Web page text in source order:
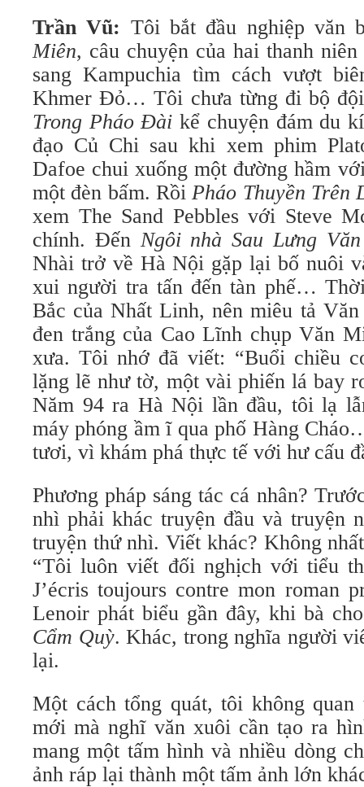
Trần Vũ: Tôi bắt đầu nghiệp văn
Miên, câu chuyện của hai thanh
sang Kampuchia tìm cách vượt
Khmer Đỏ… Tôi chưa từng đi bộ
Trong Pháo Đài kể chuyện đám du
đạo Củ Chi sau khi xem phim
Dafoe chui xuống một đường hầm
một đèn bấm. RồiPháo Thuyền Trên
xem The Sand Pebbles với Steve
chính. Đến Ngôi nhà Sau Lưng
Nhài trở về Hà Nội gặp lại bố nuôi
xui người tra tấn đến tàn phế…
Bắc của Nhất Linh, nên miêu tả
đen trắng của Cao Lĩnh chụp Văn
xưa. Tôi nhớ đã viết: “Buổi chiều
lặng lẽ như tờ, một vài phiến lá bay
Năm 94 ra Hà Nội lần đầu, tôi lạ
máy phóng ầm ĩ qua phố Hàng
tươi, vì khám phá thực tế với hư cấu
Phương pháp sáng tác cá nhân?
nhì phải khác truyện đầu và truyện
truyện thứ nhì. Viết khác? Không
“Tôi luôn viết đối nghịch với tiểu
J’écris toujours contre mon roman
Lenoir phát biểu gần đây, khi bà
Cẩm Quỳ. Khác, trong nghĩa người
lại.
Một cách tổng quát, tôi không
mới mà nghĩ văn xuôi cần tạo ra
mang một tấm hình và nhiều dòng
ảnh ráp lại thành một tấm ảnh lớn